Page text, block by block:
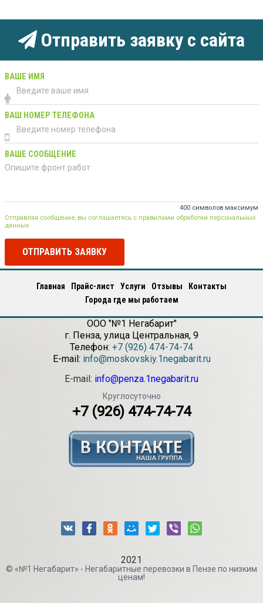
Отправить заявку с сайта
ВАШЕ ИМЯ
ВАШ НОМЕР ТЕЛЕФОНА
ВАШЕ СООБЩЕНИЕ
400 символов максимум
Отправляя сообщение, вы соглашаетесь с правилами обработки персональных
данных
ОТПРАВИТЬ ЗАЯВКУ
Главная Прайс-лист Услуги Отзывы
Контакты
Города где мы работаем
ООО "№1 Негабарит"
г. Пенза, улица Центральная, 9
Телефон: +7 (926) 474-74-74
E-mail: info@moskovskiy.1negabarit.ru
E-mail: info@penza.1negabarit.ru
Круглосуточно
+7 (926) 474-74-74
2021
© «№1 Негабарит» - Негабаритные перевозки в Пензе по низким
ценам!